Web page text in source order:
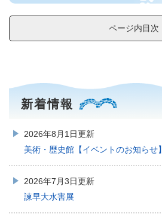
ページ内目次
新着情報
2026年8月1日更新
美術・歴史館【イベントのお知らせ】
2026年7月3日更新
諫早大水害展